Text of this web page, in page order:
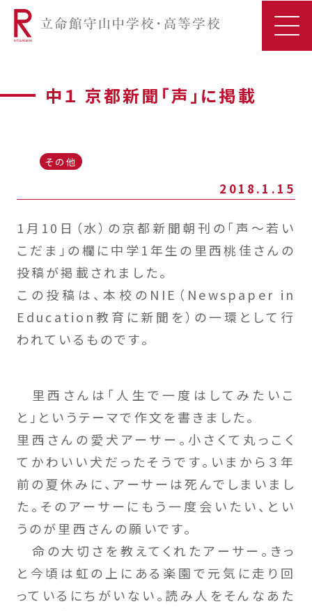
中１ 京都新聞「声」に掲載
その他
2018.1.15
1月10日（水）の京都新聞朝刊の「声～若い
こだま」の欄に中学1年生の里西桃佳さんの
投稿が掲載されました。
この投稿は、本校のNIE（Newspaper in
Education教育に新聞を）の一環として行
われているものです。
里西さんは「人生で一度はしてみたいこ
と」というテーマで作文を書きました。
里西さんの愛犬アーサー。小さくて丸っこく
てかわいい犬だったそうです。いまから３年
前の夏休みに、アーサーは死んでしまいまし
た。そのアーサーにもう一度会いたい、とい
うのが里西さんの願いです。
命の大切さを教えてくれたアーサー。きっ
と今頃は虹の上にある楽園で元気に走り回
っているにちがいない。読み人をそんなあた